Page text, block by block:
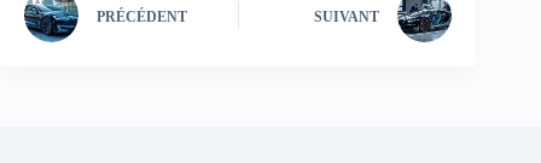
PRÉCÉDENT SUIVANT